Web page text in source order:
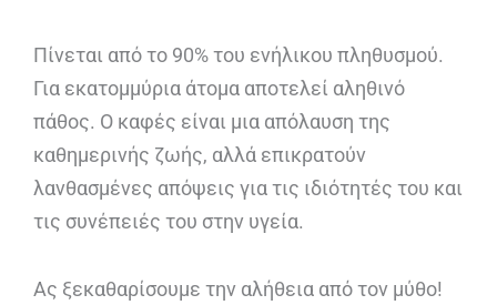
Πίνεται από το 90% του ενήλικου πληθυσμού.
Για εκατομμύρια άτομα αποτελεί αληθινό
πάθος. Ο καφές είναι μια απόλαυση της
καθημερινής ζωής, αλλά επικρατούν
λανθασμένες απόψεις για τις ιδιότητές του και
τις συνέπειές του στην υγεία.
Ας ξεκαθαρίσουμε την αλήθεια από τον μύθο!